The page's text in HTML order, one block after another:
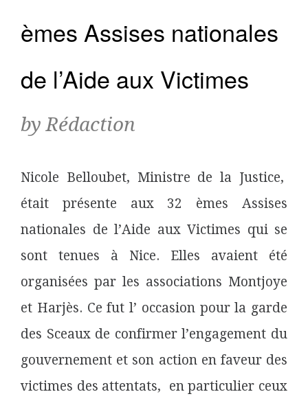
èmes Assises nationales
de l’Aide aux Victimes
by Rédaction
Nicole Belloubet, Ministre de la Justice,
était présente aux 32 èmes Assises
nationales de l’Aide aux Victimes qui se
sont tenues à Nice. Elles avaient été
organisées par les associations Montjoye
et Harjès. Ce fut l’ occasion pour la garde
des Sceaux de confirmer l’engagement du
gouvernement et son action en faveur des
victimes des attentats, en particulier ceux